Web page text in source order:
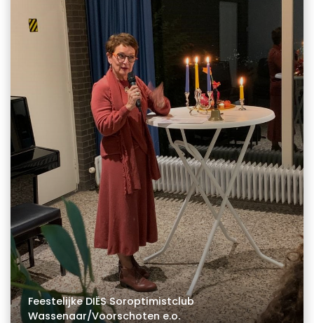
Feestelijke DIËS Soroptimistclub
Wassenaar/Voorschoten e.o.